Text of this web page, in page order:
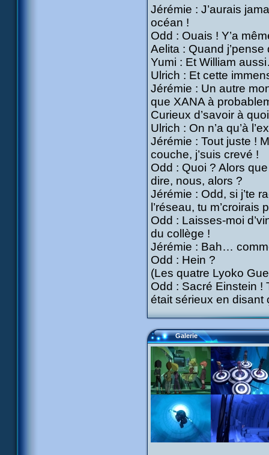
Jérémie : J’aurais
océan !
Odd : Ouais ! Y’a
Aelita : Quand
Yumi : Et William
Ulrich : Et cette
Jérémie : Un autre
que XANA à
Curieux d’savoir à
Ulrich : On n’a qu’à
Jérémie : Tout juste !
couche, j’suis crevé !
Odd : Quoi ? Alors que
dire, nous, alors ?
Jérémie : Odd, si j’te
l’réseau, tu m’croirais
Odd : Laisses-moi
du collège !
Jérémie : Bah…
Odd : Hein ?
(Les quatre Lyoko
Odd : Sacré Einstein !
était sérieux en disant
Galerie